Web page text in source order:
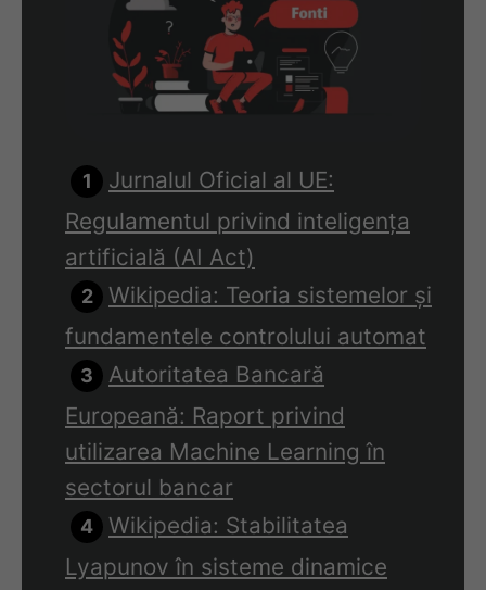
Jurnalul Oficial al UE:
Regulamentul privind inteligența
artificială (AI Act)
Wikipedia: Teoria sistemelor și
fundamentele controlului automat
Autoritatea Bancară
Europeană: Raport privind
utilizarea Machine Learning în
sectorul bancar
Wikipedia: Stabilitatea
Lyapunov în sisteme dinamice